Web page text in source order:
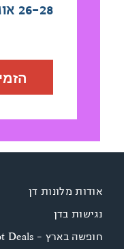
26-28 אוג׳, 2026
אודות מלונות דן
נגישות בדן
חופשה בארץ - Hot Deals